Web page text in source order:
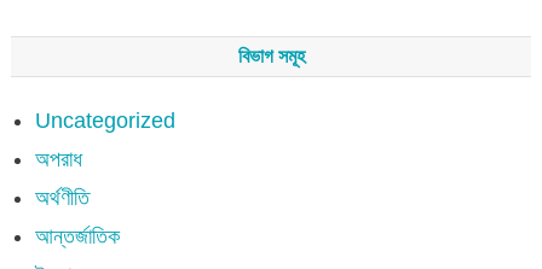
বিভাগ সমূহ
Uncategorized
অপরাধ
অর্থণীতি
আন্তর্জাতিক